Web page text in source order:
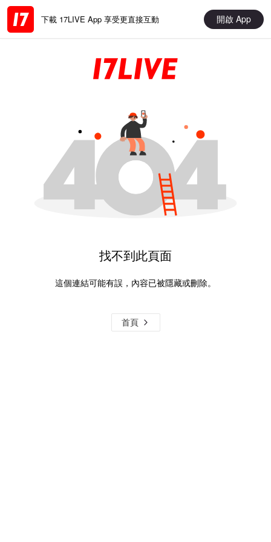
下載 17LIVE App 享受更直接互動 開啟 App
找不到此頁面
這個連結可能有誤，內容已被隱藏或刪除。
首頁